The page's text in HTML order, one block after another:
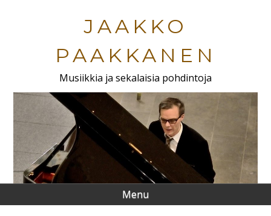
JAAKKO
PAAKKANEN
Musiikkia ja sekalaisia pohdintoja
Menu